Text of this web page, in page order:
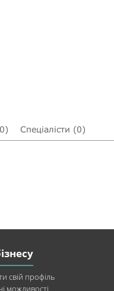
Спеціалісти (0)
свій профіль
можливості